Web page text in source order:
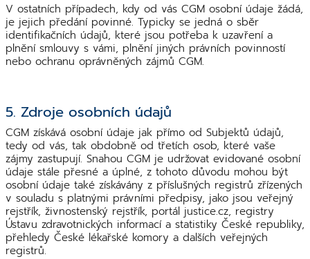
V ostatních případech, kdy od vás CGM osobní údaje žádá,
je jejich předání povinné. Typicky se jedná o sběr
identifikačních údajů, které jsou potřeba k uzavření a
plnění smlouvy s vámi, plnění jiných právních povinností
nebo ochranu oprávněných zájmů CGM.
5. Zdroje osobních údajů
CGM získává osobní údaje jak přímo od Subjektů údajů,
tedy od vás, tak obdobně od třetích osob, které vaše
zájmy zastupují. Snahou CGM je udržovat evidované osobní
údaje stále přesné a úplné, z tohoto důvodu mohou být
osobní údaje také získávány z příslušných registrů zřízených
v souladu s platnými právními předpisy, jako jsou veřejný
rejstřík, živnostenský rejstřík, portál justice.cz, registry
Ústavu zdravotnických informací a statistiky České republiky,
přehledy České lékařské komory a dalších veřejných
registrů.